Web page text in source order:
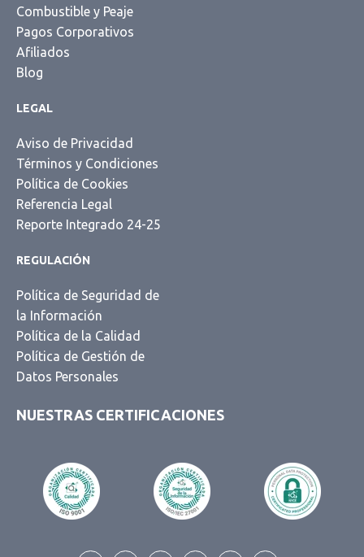
Combustible y Peaje
Pagos Corporativos
Afiliados
Blog
LEGAL
Aviso de Privacidad
Términos y Condiciones
Política de Cookies
Referencia Legal
Reporte Integrado 24-25
REGULACIÓN
Política de Seguridad de
la Información
Política de la Calidad
Política de Gestión de
Datos Personales
NUESTRAS CERTIFICACIONES